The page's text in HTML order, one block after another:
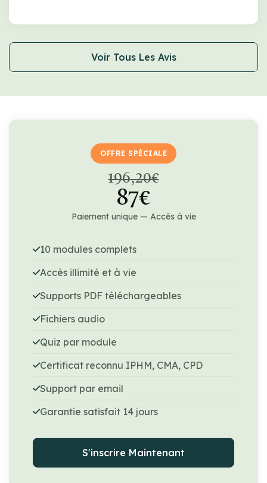
Voir Tous Les Avis
OFFRE SPÉCIALE
196,20€
87€
Paiement unique — Accès à vie
10 modules complets
Accès illimité et à vie
Supports PDF téléchargeables
Fichiers audio
Quiz par module
Certificat reconnu IPHM, CMA, CPD
Support par email
Garantie satisfait 14 jours
S'inscrire Maintenant